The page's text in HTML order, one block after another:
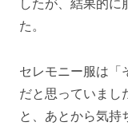
したが、結果的に
た。
セレモニー服は「
だと思っていまし
と、あとから気持